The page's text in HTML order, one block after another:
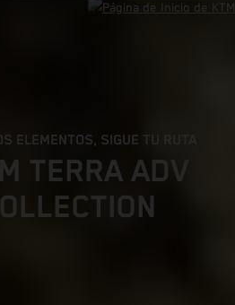
ELEMENTOS, SIGUE TU RUTA
TERRA ADV